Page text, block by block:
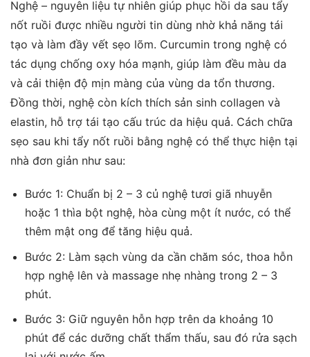
Nghệ – nguyên liệu tự nhiên giúp phục hồi da sau tẩy
nốt ruồi được nhiều người tin dùng nhờ khả năng tái
tạo và làm đầy vết sẹo lõm. Curcumin trong nghệ có
tác dụng chống oxy hóa mạnh, giúp làm đều màu da
và cải thiện độ mịn màng của vùng da tổn thương.
Đồng thời, nghệ còn kích thích sản sinh collagen và
elastin, hỗ trợ tái tạo cấu trúc da hiệu quả. Cách chữa
sẹo sau khi tẩy nốt ruồi bằng nghệ có thể thực hiện tại
nhà đơn giản như sau:
Bước 1: Chuẩn bị 2 – 3 củ nghệ tươi giã nhuyễn
hoặc 1 thìa bột nghệ, hòa cùng một ít nước, có thể
thêm mật ong để tăng hiệu quả.
Bước 2: Làm sạch vùng da cần chăm sóc, thoa hỗn
hợp nghệ lên và massage nhẹ nhàng trong 2 – 3
phút.
Bước 3: Giữ nguyên hỗn hợp trên da khoảng 10
phút để các dưỡng chất thẩm thấu, sau đó rửa sạch